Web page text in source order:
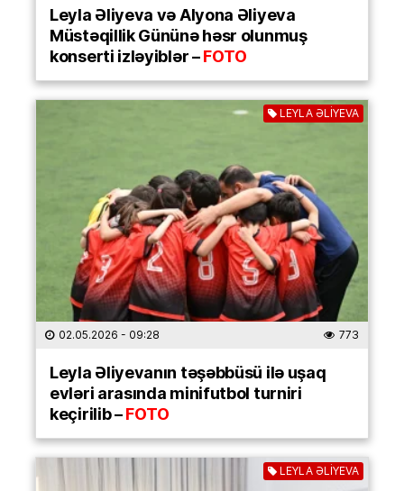
Leyla Əliyeva və Alyona Əliyeva
Müstəqillik Gününə həsr olunmuş
konserti izləyiblər –FOTO
LEYLA ƏLİYEVA
02.05.2026 - 09:28 773
Leyla Əliyevanın təşəbbüsü ilə uşaq
evləri arasında minifutbol turniri
keçirilib –FOTO
LEYLA ƏLİYEVA